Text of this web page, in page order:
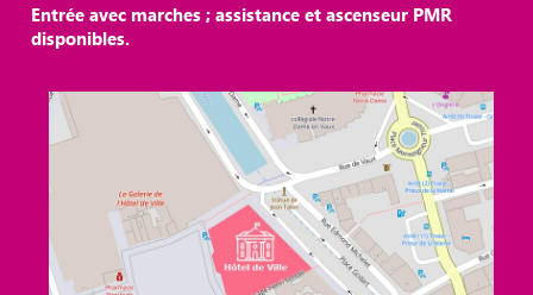
Entrée avec marches ; assistance et ascenseur PMR
disponibles.